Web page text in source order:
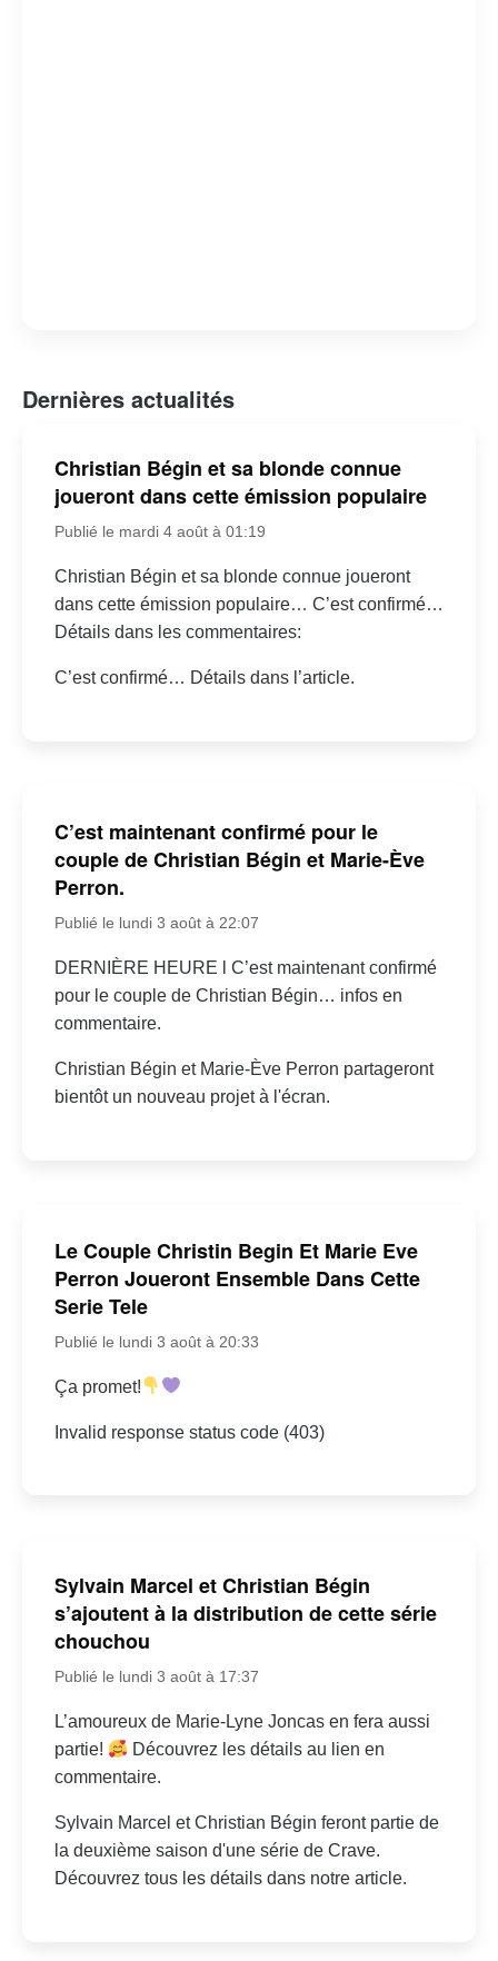
Dernières actualités
Christian Bégin et sa blonde connue
joueront dans cette émission populaire
Publié le mardi 4 août à 01:19
Christian Bégin et sa blonde connue joueront
dans cette émission populaire… C’est confirmé…
Détails dans les commentaires:
C’est confirmé… Détails dans l’article.
C’est maintenant confirmé pour le
couple de Christian Bégin et Marie-Ève
Perron.
Publié le lundi 3 août à 22:07
DERNIÈRE HEURE l C’est maintenant confirmé
pour le couple de Christian Bégin… infos en
commentaire.
Christian Bégin et Marie-Ève Perron partageront
bientôt un nouveau projet à l'écran.
Le Couple Christin Begin Et Marie Eve
Perron Joueront Ensemble Dans Cette
Serie Tele
Publié le lundi 3 août à 20:33
Ça promet!
Invalid response status code (403)
Sylvain Marcel et Christian Bégin
s’ajoutent à la distribution de cette série
chouchou
Publié le lundi 3 août à 17:37
L’amoureux de Marie-Lyne Joncas en fera aussi
partie!
Découvrez les détails au lien en
commentaire.
Sylvain Marcel et Christian Bégin feront partie de
la deuxième saison d'une série de Crave.
Découvrez tous les détails dans notre article.